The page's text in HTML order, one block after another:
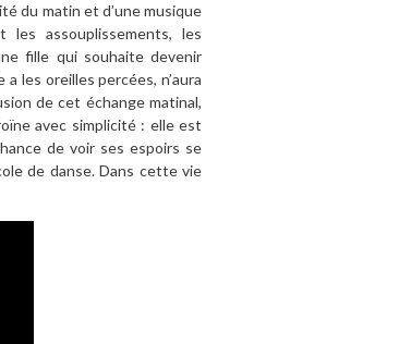
du matin et d’une musique
assouplissements, les
fille qui souhaite devenir
les oreilles percées, n’aura
de cet échange matinal,
avec simplicité : elle est
de voir ses espoirs se
de danse. Dans cette vie